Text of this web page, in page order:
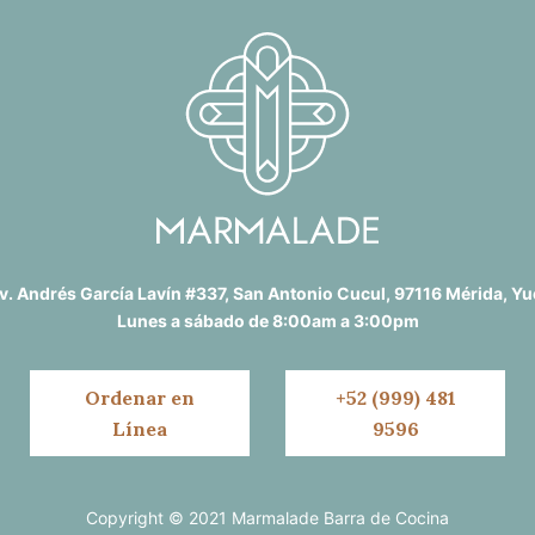
Andrés García Lavín #337, San Antonio Cucul, 97116 Mérida,
Lunes a sábado de 8:00am a 3:00pm
Ordenar en
Línea
+52 (999) 481
9596
Copyright © 2021 Marmalade Barra de Cocina